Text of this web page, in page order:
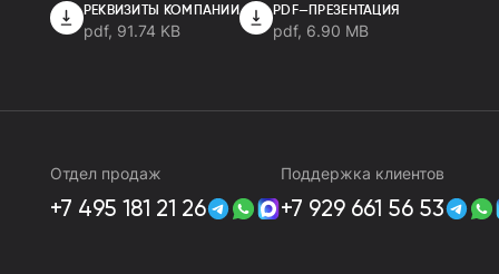
РЕКВИЗИТЫ КОМПАНИИ
pdf, 91.74 KB
PDF—ПРЕЗЕНТАЦИЯ
pdf, 6.90 MB
Отдел продаж
+7 495 181 21 26
Поддержка клиентов
+7 929 661 56 53